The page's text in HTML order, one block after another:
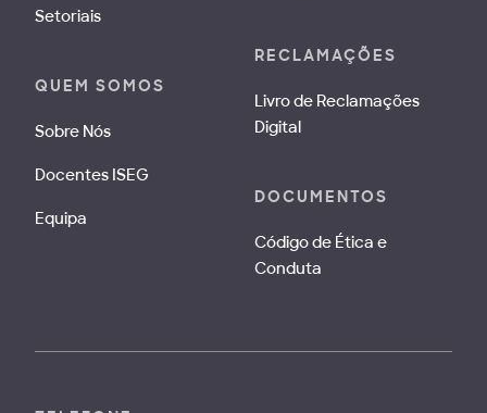
Setoriais
QUEM SOMOS
Sobre Nós
Docentes ISEG
Equipa
RECLAMAÇÕES
Livro de Reclamações
Digital
DOCUMENTOS
Código de Ética e
Conduta